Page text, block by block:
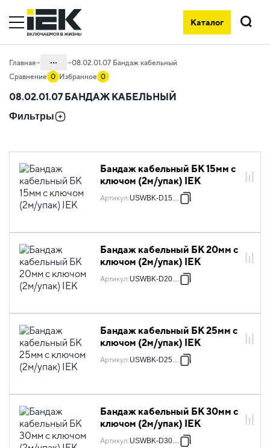
Каталог
Поиск
Главная ...
Каталог
08. Изделия электромонтажные и
инструменты
крепления и маркировки
08.02.01 Изделия крепежные
08.02.01.07 Бандаж кабельный
Сравнение 0 Избранное 0
08.02.01.07 БАНДАЖ КАБЕЛЬНЫЙ
Фильтры
Бандаж кабельный БК 15мм с
ключом (2м/упак) IEK
Артикул:USWBK-D15-20
Бандаж кабельный БК 20мм с
ключом (2м/упак) IEK
Артикул:USWBK-D20-20
Бандаж кабельный БК 25мм с
ключом (2м/упак) IEK
Артикул:USWBK-D25-20
Бандаж кабельный БК 30мм с
ключом (2м/упак) IEK
Артикул:USWBK-D30-20